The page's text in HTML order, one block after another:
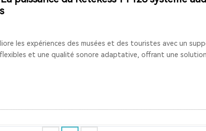
les expériences des musées et des touristes avec un
et une qualité sonore adaptative, offrant une